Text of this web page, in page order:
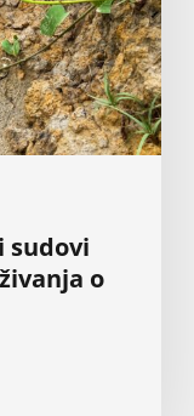
sudovi
o